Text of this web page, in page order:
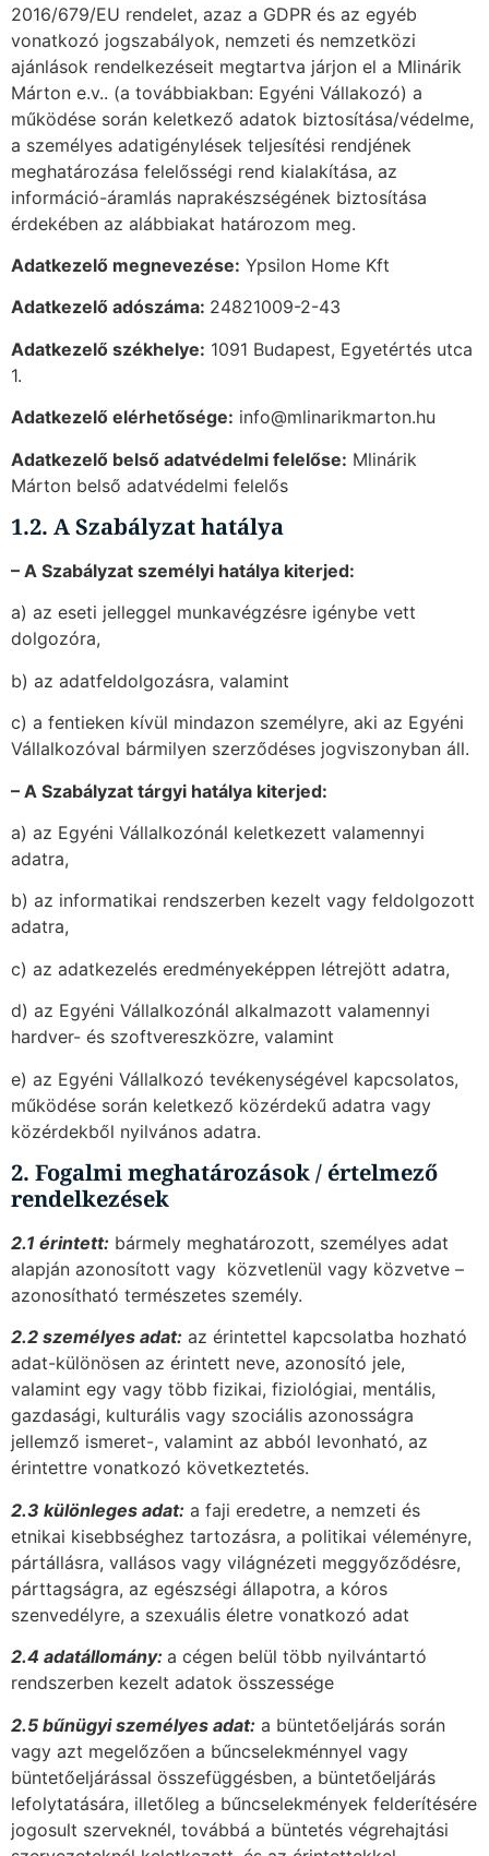
2016/679/EU rendelet, azaz a GDPR és az egyéb
vonatkozó jogszabályok, nemzeti és nemzetközi
ajánlások rendelkezéseit megtartva járjon el a Mlinárik
Márton e.v.. (a továbbiakban: Egyéni Vállakozó) a
működése során keletkező adatok biztosítása/védelme,
a személyes adatigénylések teljesítési rendjének
meghatározása felelősségi rend kialakítása, az
információ-áramlás naprakészségének biztosítása
érdekében az alábbiakat határozom meg.
Adatkezelő megnevezése: Ypsilon Home Kft
Adatkezelő adószáma: 24821009-2-43
Adatkezelő székhelye: 1091 Budapest, Egyetértés utca
1.
Adatkezelő elérhetősége: info@mlinarikmarton.hu
Adatkezelő belső adatvédelmi felelőse: Mlinárik
Márton belső adatvédelmi felelős
1.2. A Szabályzat hatálya
– A Szabályzat személyi hatálya kiterjed:
a) az eseti jelleggel munkavégzésre igénybe vett
dolgozóra,
b) az adatfeldolgozásra, valamint
c) a fentieken kívül mindazon személyre, aki az Egyéni
Vállalkozóval bármilyen szerződéses jogviszonyban áll.
– A Szabályzat tárgyi hatálya kiterjed:
a) az Egyéni Vállalkozónál keletkezett valamennyi
adatra,
b) az informatikai rendszerben kezelt vagy feldolgozott
adatra,
c) az adatkezelés eredményeképpen létrejött adatra,
d) az Egyéni Vállalkozónál alkalmazott valamennyi
hardver- és szoftvereszközre, valamint
e) az Egyéni Vállalkozó tevékenységével kapcsolatos,
működése során keletkező közérdekű adatra vagy
közérdekből nyilvános adatra.
2. Fogalmi meghatározások / értelmező
rendelkezések
2.1 érintett: bármely meghatározott, személyes adat
alapján azonosított vagy  közvetlenül vagy közvetve –
azonosítható természetes személy.
2.2 személyes adat: az érintettel kapcsolatba hozható
adat-különösen az érintett neve, azonosító jele,
valamint egy vagy több fizikai, fiziológiai, mentális,
gazdasági, kulturális vagy szociális azonosságra
jellemző ismeret-, valamint az abból levonható, az
érintettre vonatkozó következtetés.
2.3 különleges adat: a faji eredetre, a nemzeti és
etnikai kisebbséghez tartozásra, a politikai véleményre,
pártállásra, vallásos vagy világnézeti meggyőződésre,
párttagságra, az egészségi állapotra, a kóros
szenvedélyre, a szexuális életre vonatkozó adat
2.4 adatállomány: a cégen belül több nyilvántartó
rendszerben kezelt adatok összessége
2.5 bűnügyi személyes adat: a büntetőeljárás során
vagy azt megelőzően a bűncselekménnyel vagy
büntetőeljárással összefüggésben, a büntetőeljárás
lefolytatására, illetőleg a bűncselekmények felderítésére
jogosult szerveknél, továbbá a büntetés végrehajtási